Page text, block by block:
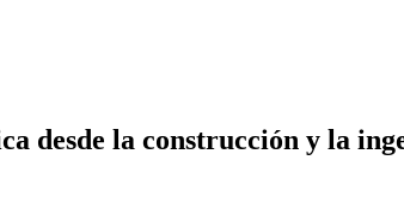
desde la construcción y la